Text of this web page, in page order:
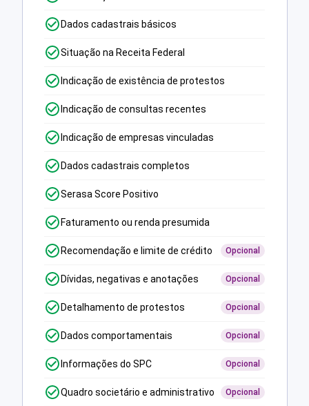
Dados cadastrais básicos
Situação na Receita Federal
Indicação de existência de protestos
Indicação de consultas recentes
Indicação de empresas vinculadas
Dados cadastrais completos
Serasa Score Positivo
Faturamento ou renda presumida
Recomendação e limite de crédito Opcional
Dívidas, negativas e anotações Opcional
Detalhamento de protestos Opcional
Dados comportamentais Opcional
Informações do SPC Opcional
Quadro societário e administrativo Opcional